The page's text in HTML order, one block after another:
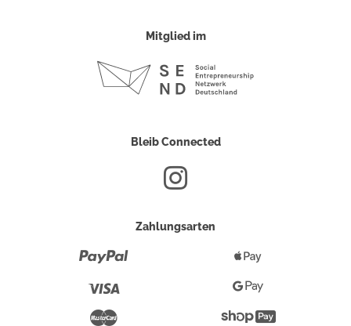
Mitglied im
Bleib Connected
Zahlungsarten
Pay
Google
Pay